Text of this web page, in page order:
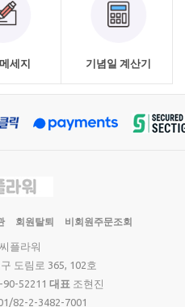
세지 기념일 계산기
회원탈퇴 비회원주문조회
씨플라워
도림로 365, 102호
90-52211 대표 조현진
82-2-3482-7001